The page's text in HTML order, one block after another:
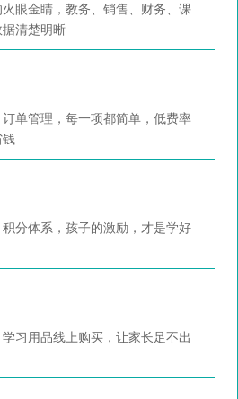
眼金睛，教务、销售、财务、课
清楚明晰
单管理，每一项都简单，低费率
钱
分体系，孩子的激励，才是学好
习用品线上购买，让家长足不出